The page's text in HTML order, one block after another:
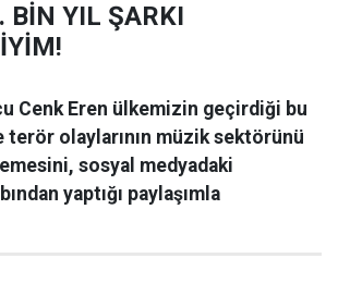
BİN YIL ŞARKI
Cenk Eren ülkemizin geçirdiği bu
olaylarının müzik sektörünü
sosyal medyadaki
yaptığı paylaşımla